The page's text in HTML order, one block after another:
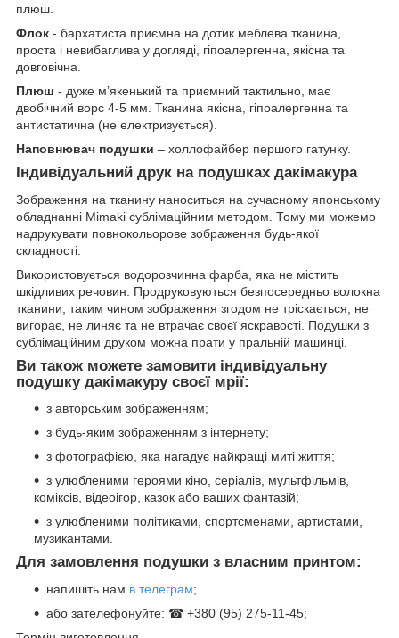
плюш.
Флок - бархатиста приємна на дотик меблева тканина,
проста і невибаглива у догляді, гіпоалергенна, якісна та
довговічна.
Плюш - дуже мʼякенький та приємний тактильно, має
двобічний ворс 4-5 мм. Тканина якісна, гіпоалергенна та
антистатична (не електризується).
Наповнювач подушки – холлофайбер першого гатунку.
Індивідуальний друк на подушках дакімакура
Зображення на тканину наноситься на сучасному японському
обладнанні Mimaki сублімаційним методом. Тому ми можемо
надрукувати повнокольорове зображення будь-якої
складності.
Використовується водорозчинна фарба, яка не містить
шкідливих речовин. Продруковуються безпосередньо волокна
тканини, таким чином зображення згодом не тріскається, не
вигорає, не линяє та не втрачає своєї яскравості. Подушки з
сублімаційним друком можна прати у пральній машинці.
Ви також можете замовити індивідуальну
подушку дакімакуру своєї мрії:
з авторським зображенням;
з будь-яким зображенням з інтернету;
з фотографією, яка нагадує найкращі миті життя;
з улюбленими героями кіно, серіалів, мультфільмів,
коміксів, відеоігор, казок або ваших фантазій;
з улюбленими політиками, спортсменами, артистами,
музикантами.
Для замовлення подушки з власним принтом:
напишіть нам в телеграм;
або зателефонуйте: ☎ +380 (95) 275-11-45;